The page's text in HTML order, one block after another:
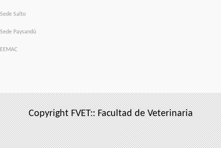
Sede Salto
Sede Paysandú
EEMAC
Copyright FVET:: Facultad de Veterinaria